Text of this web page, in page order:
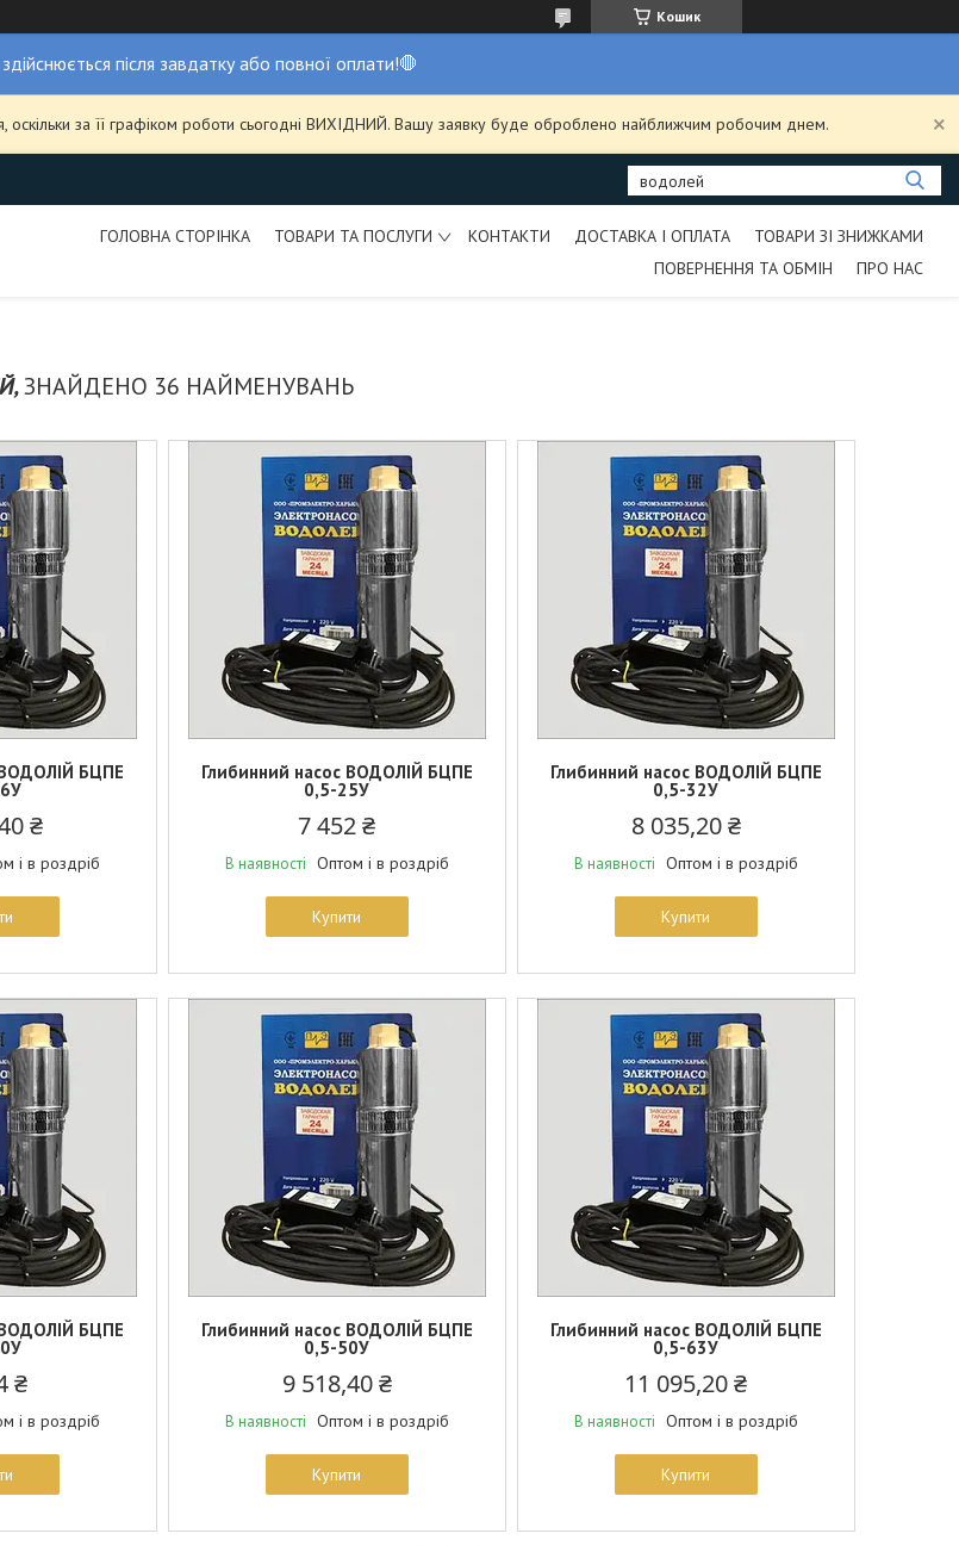
Кошик
після завдатку або повної оплати!🛑
за її графіком роботи сьогодні ВИХІДНИЙ. Вашу заявку буде оброблено найближчим робочим днем.
ГОЛОВНА СТОРІНКА ТОВАРИ ТА ПОСЛУГИ КОНТАКТИ ДОСТАВКА І ОПЛАТА
ТОВАРИ ЗІ ЗНИЖКАМИ
ПОВЕРНЕННЯ ТА ОБМІН
ПРО НАС
36 НАЙМЕНУВАНЬ
БЦПЕ
₴
і в роздріб
Глибинний насос ВОДОЛІЙ БЦПЕ
0,5-25У
7 452 ₴
В наявності Оптом і в роздріб
Купити
Глибинний насос ВОДОЛІЙ БЦПЕ
0,5-32У
8 035,20 ₴
В наявності Оптом і в роздріб
Купити
БЦПЕ
₴
і в роздріб
Глибинний насос ВОДОЛІЙ БЦПЕ
0,5-50У
9 518,40 ₴
В наявності Оптом і в роздріб
Купити
Глибинний насос ВОДОЛІЙ БЦПЕ
0,5-63У
11 095,20 ₴
В наявності Оптом і в роздріб
Купити